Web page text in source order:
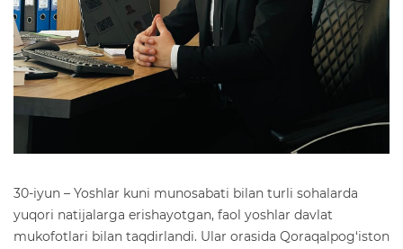
30-iyun – Yoshlar kuni munosabati bilan turli sohalarda
yuqori natijalarga erishayotgan, faol yoshlar davlat
mukofotlari bilan taqdirlandi. Ular orasida Qoraqalpog‘iston